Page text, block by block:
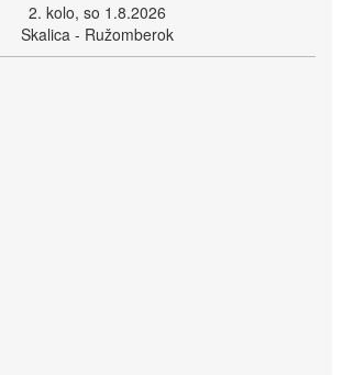
2. kolo, so 1.8.2026
Skalica - Ružomberok